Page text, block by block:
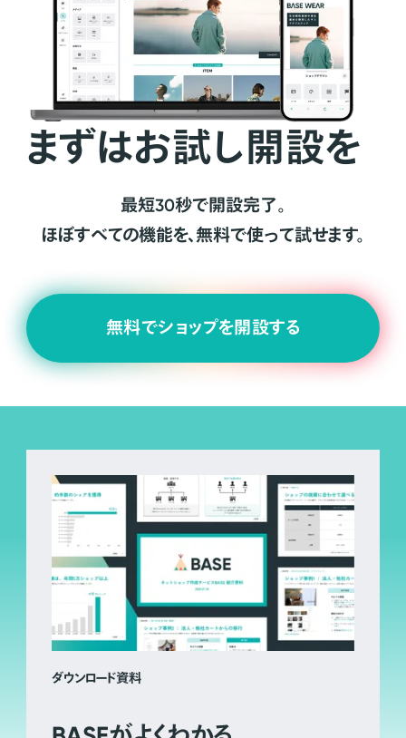
まずはお試し開設を
最短30秒で開設完了。
ほぼすべての機能を、無料で使って試せます。
無料でショップを開設する
ダウンロード資料